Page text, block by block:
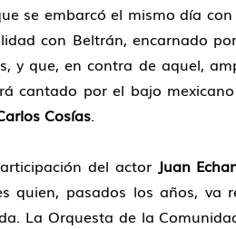
se embarcó el mismo día
con Beltrán, encarnado
que, en contra de aquel,
cantado por el bajo mexicano
Cosías.
del actor Juan
quien, pasados los años, va
La Orquesta de la